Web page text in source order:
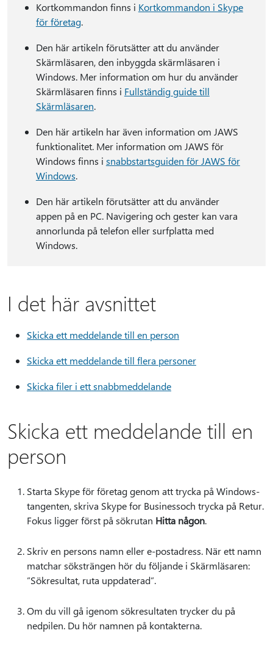
Kortkommandon finns i Kortkommandon i Skype
för företag.
Den här artikeln förutsätter att du använder
Skärmläsaren, den inbyggda skärmläsaren i
Windows. Mer information om hur du använder
Skärmläsaren finns i Fullständig guide till
Skärmläsaren.
Den här artikeln har även information om JAWS
funktionalitet. Mer information om JAWS för
Windows finns i snabbstartsguiden för JAWS för
Windows.
Den här artikeln förutsätter att du använder
appen på en PC. Navigering och gester kan vara
annorlunda på telefon eller surfplatta med
Windows.
I det här avsnittet
Skicka ett meddelande till en person
Skicka ett meddelande till flera personer
Skicka filer i ett snabbmeddelande
Skicka ett meddelande till en
person
Starta Skype för företag genom att trycka på Windows-
tangenten, skriva Skype for Businessoch trycka på Retur.
Fokus ligger först på sökrutan Hitta någon.
Skriv en persons namn eller e-postadress. När ett namn
matchar söksträngen hör du följande i Skärmläsaren:
”Sökresultat, ruta uppdaterad”.
Om du vill gå igenom sökresultaten trycker du på
nedpilen. Du hör namnen på kontakterna.